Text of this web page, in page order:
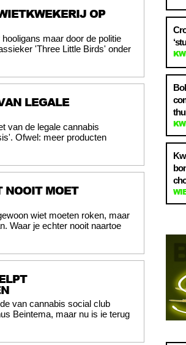
OP
maar door de politie
'Three Little Birds' onder
LEGALE
van de legale cannabis
Ofwel: meer producten
NOOIT MOET
wiet moeten roken, maar
Waar je echter nooit naartoe
van cannabis social club
Beintema, maar nu is ie terug